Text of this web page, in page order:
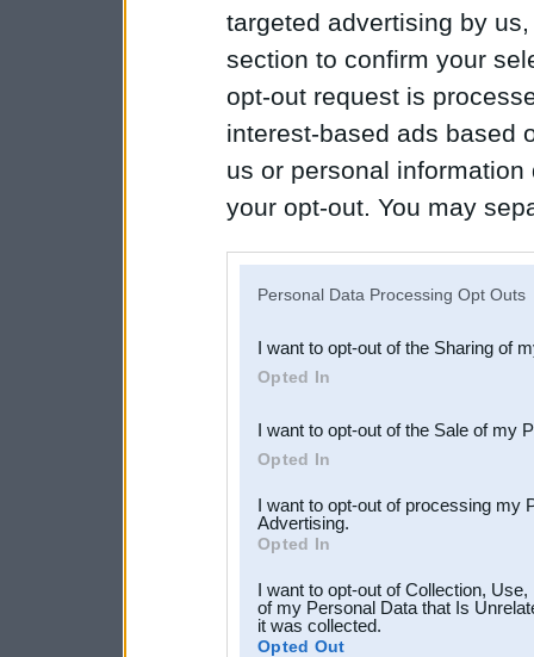
targeted advertising by
section to confirm your
opt-out request is
interest-based ads based
us or personal
your opt-out. You may
Downstream Participants
third parties.
Personal Data Processing Opt Outs
I want to opt-out of the Sharing of
Opted In
I want to opt-out of the Sale of my
Opted In
I want to opt-out of processing my
Advertising.
Opted In
I want to opt-out of Collection,
of my Personal Data that Is
it was collected.
Opted Out